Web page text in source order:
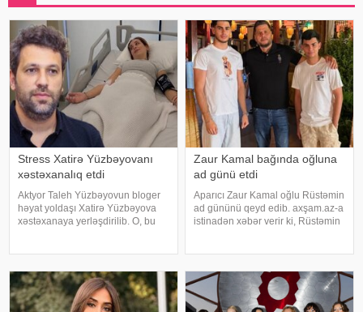
Stress Xatirə Yüzbəyovanı
xəstəxanalıq etdi
Aktyor Taleh Yüzbəyovun bloger
həyat yoldaşı Xatirə Yüzbəyova
xəstəxanaya yerləşdirilib. O, bu
qidalandım, nə düzgün yatdım.
Gördü
Zaur Kamal bağında oğluna
ad günü etdi
Aparıcı Zaur Kamal oğlu Rüstəmin
ad gününü qeyd edib. axşam.az-a
istinadən xəbər verir ki, Rüstəmin
Daha sonra isə Zaur ailəsi il